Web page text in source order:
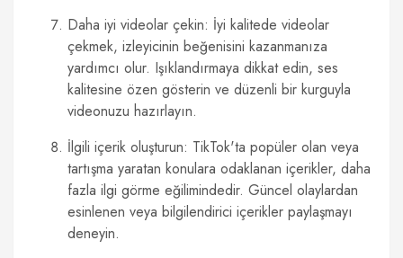
Daha iyi videolar çekin: İyi kalitede videolar
çekmek, izleyicinin beğenisini kazanmanıza
yardımcı olur. Işıklandırmaya dikkat edin, ses
kalitesine özen gösterin ve düzenli bir kurguyla
videonuzu hazırlayın.
İlgili içerik oluşturun: TikTok'ta popüler olan veya
tartışma yaratan konulara odaklanan içerikler, daha
fazla ilgi görme eğilimindedir. Güncel olaylardan
esinlenen veya bilgilendirici içerikler paylaşmayı
deneyin.